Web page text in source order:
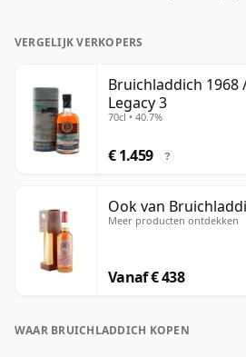
VERGELIJK VERKOPERS
Bruichladdich 1968
Legacy 3
70cl • 40.7%
€ 1.459 ?
Ook van
Meer producten ontdekken
Vanaf € 438
WAAR BRUICHLADDICH KOPEN